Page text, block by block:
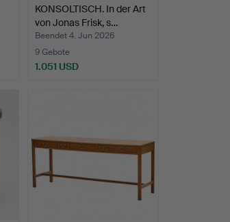
KONSOLTISCH. In der Art
von Jonas Frisk, s…
Beendet 4. Jun 2026
9 Gebote
1.051 USD